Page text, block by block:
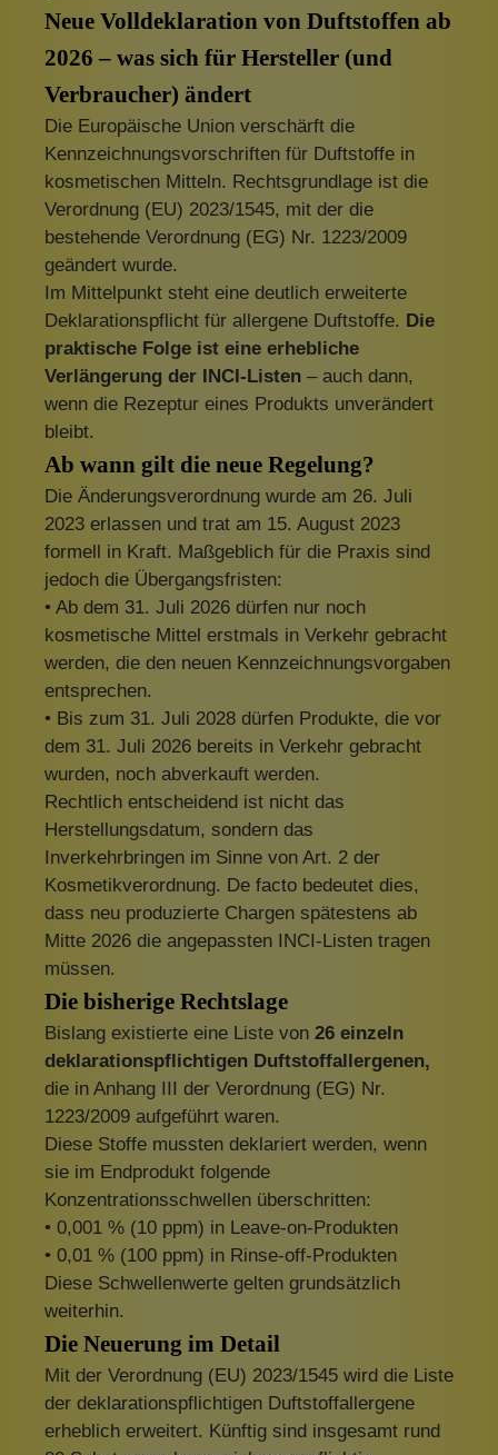
Neue Volldeklaration von Duftstoffen ab
2026 – was sich für Hersteller (und
Verbraucher) ändert
Die Europäische Union verschärft die
Kennzeichnungsvorschriften für Duftstoffe in
kosmetischen Mitteln. Rechtsgrundlage ist die
Verordnung (EU) 2023/1545, mit der die
bestehende Verordnung (EG) Nr. 1223/2009
geändert wurde.
Im Mittelpunkt steht eine deutlich erweiterte
Deklarationspflicht für allergene Duftstoffe. Die
praktische Folge ist eine erhebliche
Verlängerung der INCI-Listen – auch dann,
wenn die Rezeptur eines Produkts unverändert
bleibt.
Ab wann gilt die neue Regelung?
Die Änderungsverordnung wurde am 26. Juli
2023 erlassen und trat am 15. August 2023
formell in Kraft. Maßgeblich für die Praxis sind
jedoch die Übergangsfristen:
• Ab dem 31. Juli 2026 dürfen nur noch
kosmetische Mittel erstmals in Verkehr gebracht
werden, die den neuen Kennzeichnungsvorgaben
entsprechen.
• Bis zum 31. Juli 2028 dürfen Produkte, die vor
dem 31. Juli 2026 bereits in Verkehr gebracht
wurden, noch abverkauft werden.
Rechtlich entscheidend ist nicht das
Herstellungsdatum, sondern das
Inverkehrbringen im Sinne von Art. 2 der
Kosmetikverordnung. De facto bedeutet dies,
dass neu produzierte Chargen spätestens ab
Mitte 2026 die angepassten INCI-Listen tragen
müssen.
Die bisherige Rechtslage
Bislang existierte eine Liste von 26 einzeln
deklarationspflichtigen Duftstoffallergenen,
die in Anhang III der Verordnung (EG) Nr.
1223/2009 aufgeführt waren.
Diese Stoffe mussten deklariert werden, wenn
sie im Endprodukt folgende
Konzentrationsschwellen überschritten:
• 0,001 % (10 ppm) in Leave-on-Produkten
• 0,01 % (100 ppm) in Rinse-off-Produkten
Diese Schwellenwerte gelten grundsätzlich
weiterhin.
Die Neuerung im Detail
Mit der Verordnung (EU) 2023/1545 wird die Liste
der deklarationspflichtigen Duftstoffallergene
erheblich erweitert. Künftig sind insgesamt rund